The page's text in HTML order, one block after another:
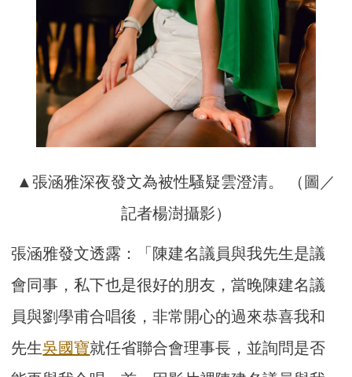
▲張涵雅深夜發文為被性騷疑雲澄清。 （圖／
記者楊澍攝影）
張涵雅發文透露：「陳建名議員與我先生是議
會同事，私下也是很好的朋友，當晚陳建名議
員與劉學甫合唱後，非常開心的過來恭喜我和
先生吳國寶就任省聯合會理事長，並詢問是否